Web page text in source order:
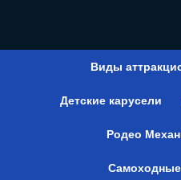
Виды
Детские карусели
Родео